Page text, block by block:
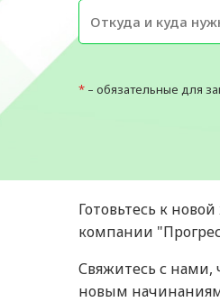
* – обязательные для
Готовьтесь к
компании
Свяжитесь с нами,
новым